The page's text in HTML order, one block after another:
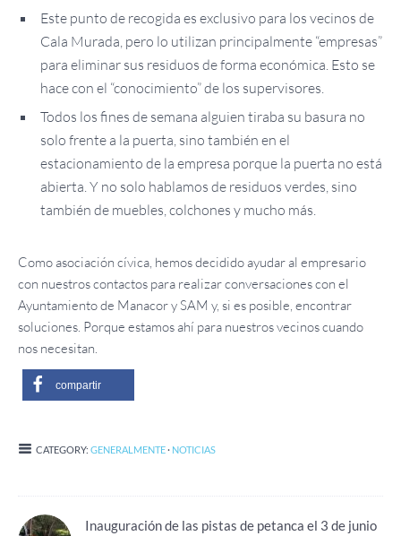
Este punto de recogida es exclusivo para los vecinos de
Cala Murada, pero lo utilizan principalmente “empresas”
para eliminar sus residuos de forma económica. Esto se
hace con el “conocimiento” de los supervisores.
Todos los fines de semana alguien tiraba su basura no
solo frente a la puerta, sino también en el
estacionamiento de la empresa porque la puerta no está
abierta. Y no solo hablamos de residuos verdes, sino
también de muebles, colchones y mucho más.
Como asociación cívica, hemos decidido ayudar al empresario
con nuestros contactos para realizar conversaciones con el
Ayuntamiento de Manacor y SAM y, si es posible, encontrar
soluciones. Porque estamos ahí para nuestros vecinos cuando
nos necesitan.
compartir
CATEGORY: GENERALMENTE· NOTICIAS
Inauguración de las pistas de petanca el 3 de junio